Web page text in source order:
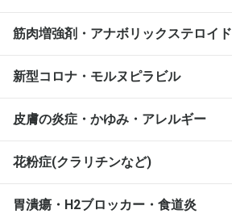
筋肉増強剤・アナボリックステロイド
新型コロナ・モルヌピラビル
皮膚の炎症・かゆみ・アレルギー
花粉症(クラリチンなど)
胃潰瘍・H2ブロッカー・食道炎